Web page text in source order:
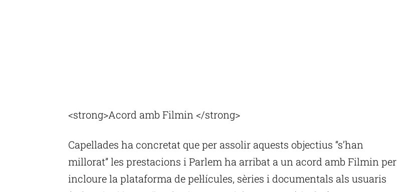
<strong>Acord amb Filmin </strong>
Capellades ha concretat que per assolir aquests objectius “s’han
millorat” les prestacions i Parlem ha arribat a un acord amb Filmin per
incloure la plataforma de pel·lícules, sèries i documentals als usuaris